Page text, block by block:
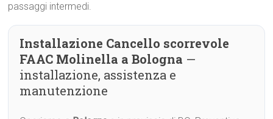
passaggi intermedi.
Installazione Cancello scorrevole
FAAC Molinella a Bologna —
installazione, assistenza e
manutenzione